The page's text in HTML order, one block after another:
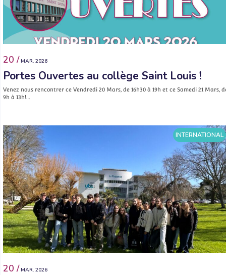
20 / MAR. 2026
Portes Ouvertes au collège Saint Louis !
Venez nous rencontrer ce Vendredi 20 Mars, de 16h30 à 19h et ce Samedi 21 Mars,
9h à 13h!…
INTERNATIONAL
20 / MAR. 2026